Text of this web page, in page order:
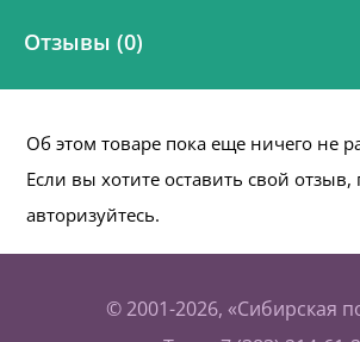
Отзывы (0)
Об этом товаре пока еще ничего не
Если вы хотите оставить свой отзыв,
авторизуйтесь.
© 2001-2026, «Сибирская